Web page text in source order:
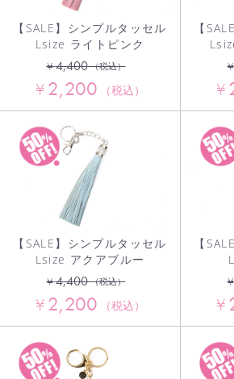
【SALE】シンプルタッセル
Lsize ライトピンク
¥4,400 （税込）
¥2,200 （税込）
【
¥
¥
【SALE】シンプルタッセル
Lsize アクアブルー
¥4,400 （税込）
¥2,200 （税込）
【
¥
¥